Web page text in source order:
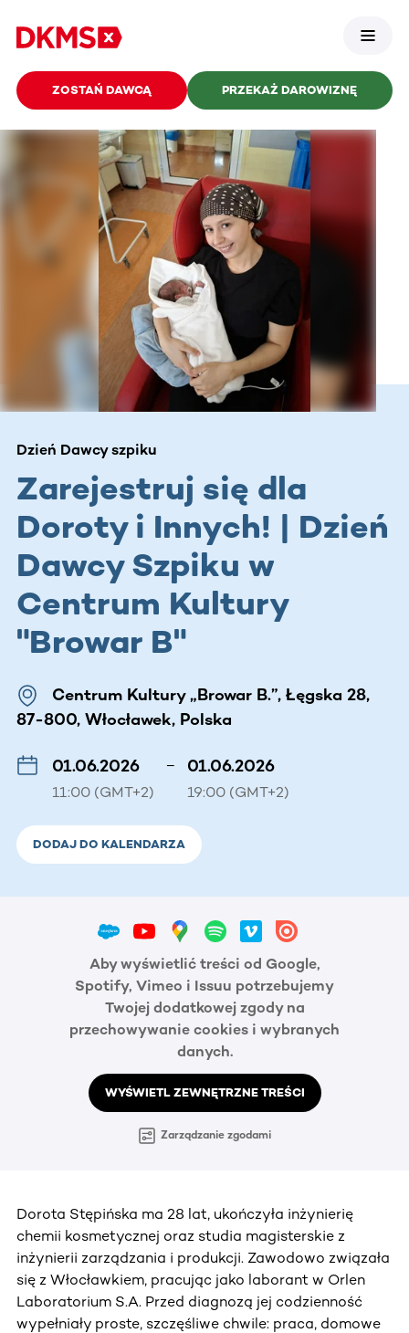
ZOSTAŃ DAWCĄ PRZEKAŻ DAROWIZNĘ
Dzień Dawcy szpiku
Zarejestruj się dla
Doroty i Innych! | Dzień
Dawcy Szpiku w
Centrum Kultury
"Browar B"
Centrum Kultury „Browar B.”, Łęgska 28,
87-800, Włocławek, Polska
01.06.2026
11:00 (GMT+2)
– 01.06.2026
19:00 (GMT+2)
DODAJ DO KALENDARZA
Aby wyświetlić treści od Google,
Spotify, Vimeo i Issuu potrzebujemy
Twojej dodatkowej zgody na
przechowywanie cookies i wybranych
danych.
WYŚWIETL ZEWNĘTRZNE TREŚCI
Zarządzanie zgodami
Dorota Stępińska ma 28 lat, ukończyła inżynierię
chemii kosmetycznej oraz studia magisterskie z
inżynierii zarządzania i produkcji. Zawodowo związała
się z Włocławkiem, pracując jako laborant w Orlen
Laboratorium S.A. Przed diagnozą jej codzienność
wypełniały proste, szczęśliwe chwile: praca, domowe